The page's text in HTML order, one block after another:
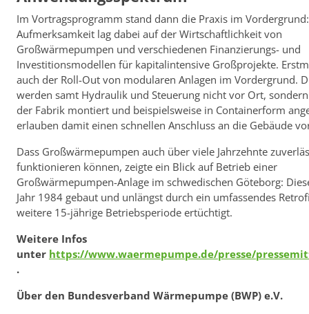
Im Vortragsprogramm stand dann die Praxis im
Aufmerksamkeit lag dabei auf der Wirtschaftlichkeit von
Großwärmepumpen und verschiedenen Finanzierungs- und
Investitionsmodellen für kapitalintensive Großprojekte.
auch der Roll-Out von modularen Anlagen im Vordergrund.
werden samt Hydraulik und Steuerung nicht vor Ort,
der Fabrik montiert und beispielsweise in Containerform
erlauben damit einen schnellen Anschluss an die Gebäude
Dass Großwärmepumpen auch über viele Jahrzehnte
funktionieren können, zeigte ein Blick auf Betrieb einer
Großwärmepumpen-Anlage im schwedischen Göteborg:
Jahr 1984 gebaut und unlängst durch ein umfassendes
weitere 15-jährige Betriebsperiode ertüchtigt.
Weitere Infos
unter https://www.waermepumpe.de/presse/
.
Über den Bundesverband Wärmepumpe (BWP) e.V.